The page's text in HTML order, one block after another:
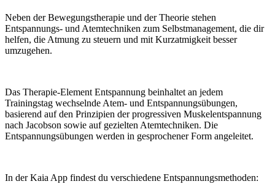
Neben der Bewegungstherapie und der Theorie stehen
Entspannungs- und Atemtechniken zum Selbstmanagement, die dir
helfen, die Atmung zu steuern und mit Kurzatmigkeit besser
umzugehen.
Das Therapie-Element Entspannung beinhaltet an jedem
Trainingstag wechselnde Atem- und Entspannungsübungen,
basierend auf den Prinzipien der progressiven Muskelentspannung
nach Jacobson sowie auf gezielten Atemtechniken. Die
Entspannungsübungen werden in gesprochener Form angeleitet.
In der Kaia App findest du verschiedene Entspannungsmethoden: